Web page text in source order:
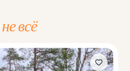
не всё